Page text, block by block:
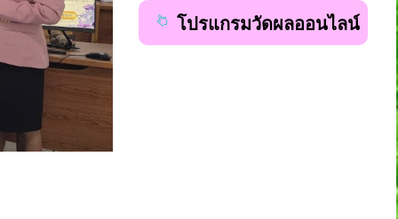
โปรแกรมวัดผลออนไลน์